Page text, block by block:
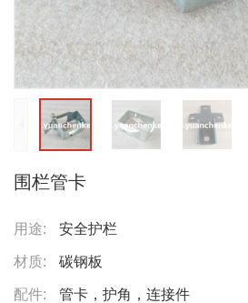
围栏管卡
用途: 安全护栏
材质: 碳钢板
配件: 管卡，护角，连接件